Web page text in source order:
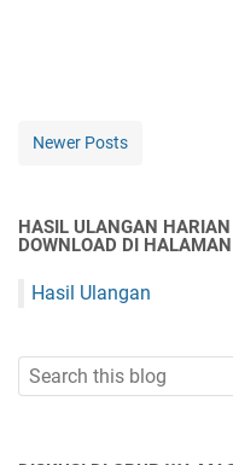
Newer Posts
HASIL ULANGAN
DOWNLOAD DI
Hasil Ulangan